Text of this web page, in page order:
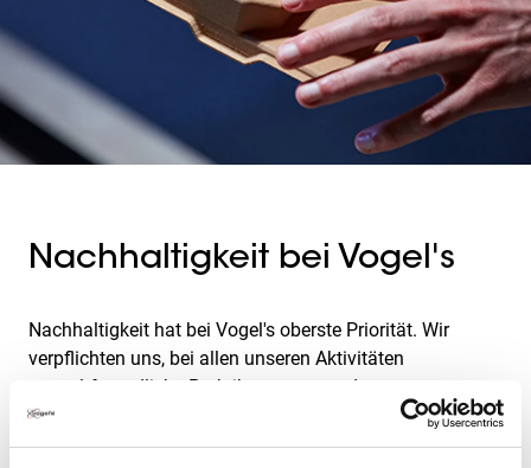
Nachhaltigkeit bei Vogel's
Nachhaltigkeit hat bei Vogel's oberste Priorität. Wir
verpflichten uns, bei allen unseren Aktivitäten
umweltfreundliche Praktiken anzuwenden, um unseren
ökologischen Fußabdruck so gering wie möglich zu
halten.